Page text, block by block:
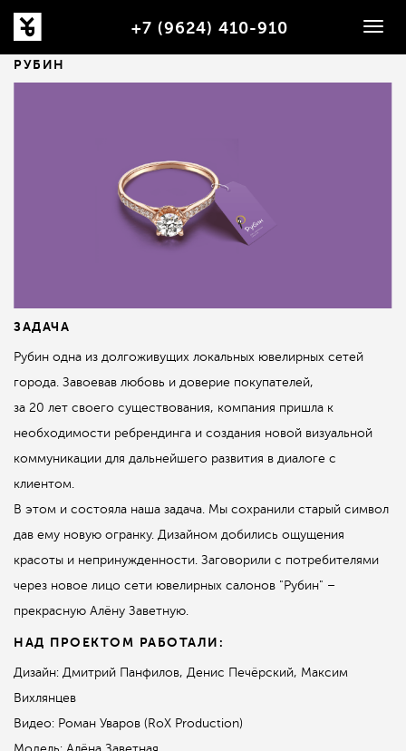
+7 (9624) 410-910
РУБИН
ЗАДАЧА
Рубин одна из долгоживущих локальных ювелирных сетей
города. Завоевав любовь и доверие покупателей,
за 20 лет своего существования, компания пришла к
необходимости ребрендинга и создания новой визуальной
коммуникации для дальнейшего развития в диалоге с
клиентом.
В этом и состояла наша задача. Мы сохранили старый символ
дав ему новую огранку. Дизайном добились ощущения
красоты и непринужденности. Заговорили с потребителями
через новое лицо сети ювелирных салонов "Рубин" –
прекрасную Алёну Заветную.
НАД ПРОЕКТОМ РАБОТАЛИ:
Дизайн: Дмитрий Панфилов, Денис Печёрский, Максим
Вихлянцев
Видео: Роман Уваров (RoX Production)